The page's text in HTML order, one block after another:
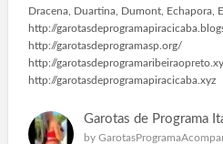
Dracena, Duartina, Dumont, Echapora,
http://
http://garotasdeprogramasp.org/
http://
http://garotasdeprogramapiracicaba.xyz
Garotas de Programa
by